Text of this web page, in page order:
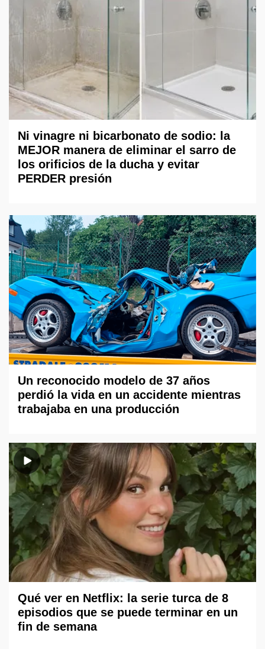
Ni vinagre ni bicarbonato de sodio: la
MEJOR manera de eliminar el sarro de
los orificios de la ducha y evitar
PERDER presión
Un reconocido modelo de 37 años
perdió la vida en un accidente mientras
trabajaba en una producción
Qué ver en Netflix: la serie turca de 8
episodios que se puede terminar en un
fin de semana